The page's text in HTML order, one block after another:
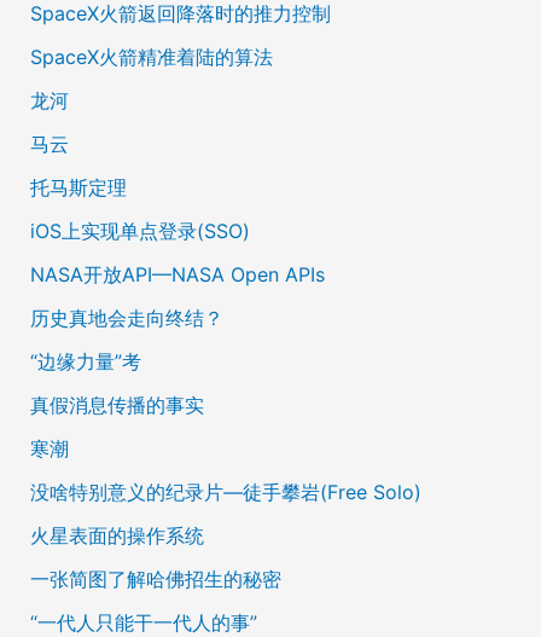
SpaceX火箭返回降落时的推力控制
SpaceX火箭精准着陆的算法
龙河
马云
托马斯定理
iOS上实现单点登录(SSO)
NASA开放API—NASA Open APIs
历史真地会走向终结？
“边缘力量”考
真假消息传播的事实
寒潮
没啥特别意义的纪录片—徒手攀岩(Free Solo)
火星表面的操作系统
一张简图了解哈佛招生的秘密
“一代人只能干一代人的事”